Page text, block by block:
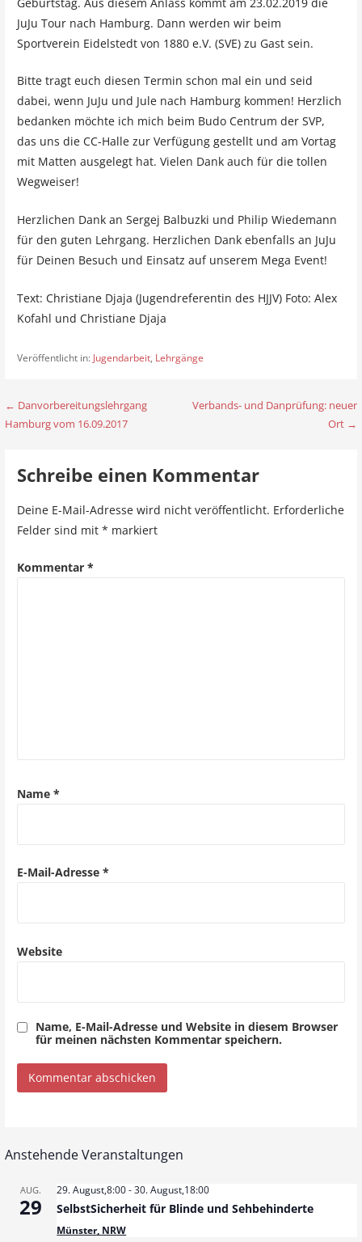
JuJu Tour nach Hamburg. Dann werden wir beim
Sportverein Eidelstedt von 1880 e.V. (SVE) zu Gast sein.
Bitte tragt euch diesen Termin schon mal ein und seid
dabei, wenn JuJu und Jule nach Hamburg kommen! Herzlich
bedanken möchte ich mich beim Budo Centrum der SVP,
das uns die CC-Halle zur Verfügung gestellt und am Vortag
mit Matten ausgelegt hat. Vielen Dank auch für die tollen
Wegweiser!
Herzlichen Dank an Sergej Balbuzki und Philip Wiedemann
für den guten Lehrgang. Herzlichen Dank ebenfalls an JuJu
für Deinen Besuch und Einsatz auf unserem Mega Event!
Text: Christiane Djaja (Jugendreferentin des HJJV) Foto: Alex
Kofahl und Christiane Djaja
Veröffentlicht in: Jugendarbeit, Lehrgänge
B
a
a
o
← Danvorbereitungslehrgang
Hamburg vom 16.09.2017
Verbands- und Danprüfung: neuer
Ort →
Schreibe einen Kommentar
Deine E-Mail-Adresse wird nicht veröffentlicht. Erforderliche
Felder sind mit * markiert
Kommentar *
Name *
E-Mail-Adresse *
Website
Name, E-Mail-Adresse und Website in diesem Browser
für meinen nächsten Kommentar speichern.
Anstehende Veranstaltungen
AUG.
29
29. August,8:00-30. August,18:00
SelbstSicherheit für Blinde und Sehbehinderte
Münster, NRW